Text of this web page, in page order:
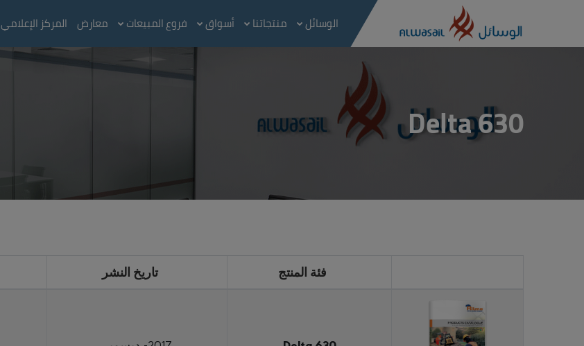
الوسائل منتجاتنا أسواق فروع المبيعات معارض المركز الإعلامي
Delta 630
فئة المنتج تاريخ النشر